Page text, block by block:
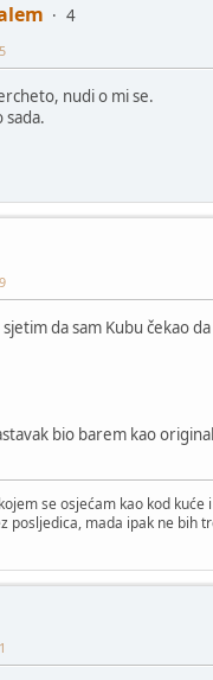
4
nudi o mi se.
sada.
sjetim da sam Kubu čekao
bio barem kao
se osjećam kao kod kuće
posljedica, mada ipak ne bih